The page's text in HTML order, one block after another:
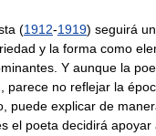
(1912-1919) seguirá
y la forma como
Y aunque la
parece no reflejar la
puede explicar de
el poeta decidirá